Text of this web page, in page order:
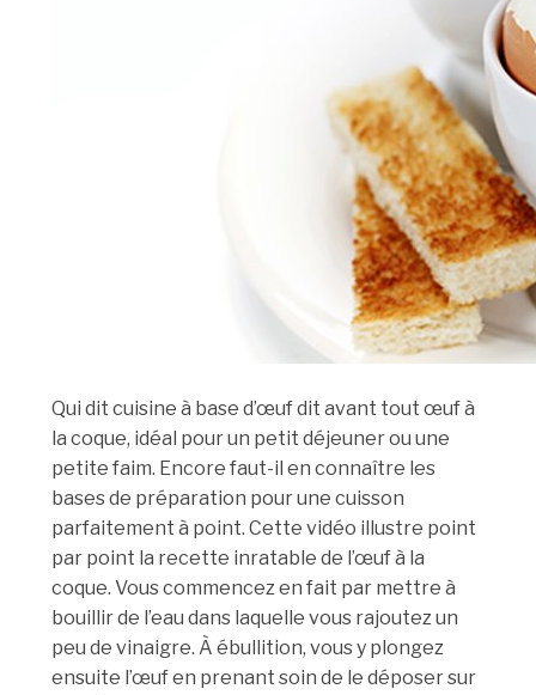
Qui dit cuisine à base d’œuf dit avant tout œuf à
la coque, idéal pour un petit déjeuner ou une
petite faim. Encore faut-il en connaître les
bases de préparation pour une cuisson
parfaitement à point. Cette vidéo illustre point
par point la recette inratable de l’œuf à la
coque. Vous commencez en fait par mettre à
bouillir de l’eau dans laquelle vous rajoutez un
peu de vinaigre. À ébullition, vous y plongez
ensuite l’œuf en prenant soin de le déposer sur